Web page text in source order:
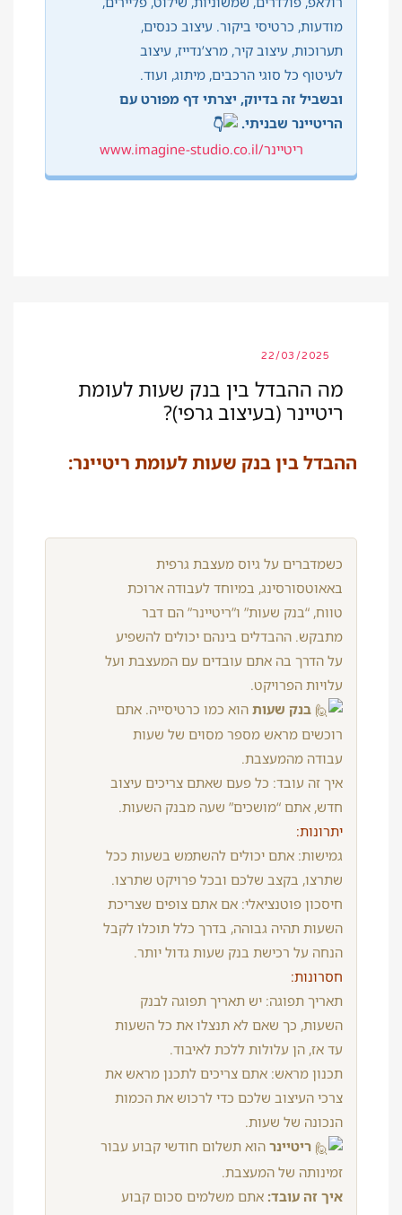
מודעות, כרטיסי ביקור. עיצוב כנסים,
תערוכות, עיצוב קיר, מרצ’נדייז, עיצוב
לעיטוף כל סוגי הרכבים, מיתוג, ועוד.
ובשביל זה בדיוק, יצרתי דף מפורט עם
הריטיינר שבניתי.
www.imagine-studio.co.il/ריטיינר
22/03/2025
מה ההבדל בין בנק שעות לעומת
ריטיינר (בעיצוב גרפי)?
ההבדל בין בנק שעות לעומת ריטיינר:
כשמדברים על גיוס מעצבת גרפית
באאוטסורסינג, במיוחד לעבודה ארוכת
טווח, “בנק שעות” ו”ריטיינר” הם דבר
מתבקש. ההבדלים בינהם יכולים להשפיע
על הדרך בה אתם עובדים עם המעצבת ועל
עלויות הפרויקט.
בנק שעות הוא כמו כרטיסייה. אתם
רוכשים מראש מספר מסוים של שעות
עבודה מהמעצבת.
איך זה עובד: כל פעם שאתם צריכים עיצוב
חדש, אתם “מושכים” שעה מבנק השעות.
יתרונות:
גמישות: אתם יכולים להשתמש בשעות ככל
שתרצו, בקצב שלכם ובכל פרויקט שתרצו.
חיסכון פוטנציאלי: אם אתם צופים שצריכת
השעות תהיה גבוהה, בדרך כלל תוכלו לקבל
הנחה על רכישת בנק שעות גדול יותר.
חסרונות:
תאריך תפוגה: יש תאריך תפוגה לבנק
השעות, כך שאם לא תנצלו את כל השעות
עד אז, הן עלולות ללכת לאיבוד.
תכנון מראש: אתם צריכים לתכנן מראש את
צרכי העיצוב שלכם כדי לרכוש את הכמות
הנכונה של שעות.
ריטיינר הוא תשלום חודשי קבוע עבור
זמינותה של המעצבת.
איך זה עובד: אתם משלמים סכום קבוע